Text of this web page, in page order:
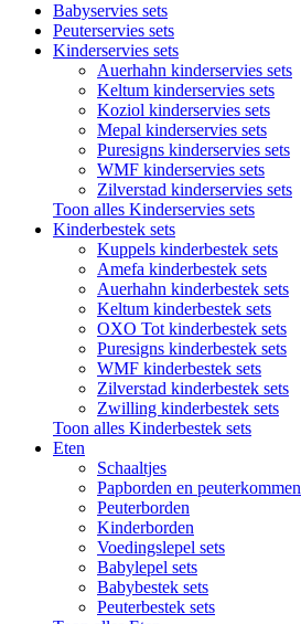
Babyservies sets
Peuterservies sets
Kinderservies sets
Auerhahn kinderservies sets
Keltum kinderservies sets
Koziol kinderservies sets
Mepal kinderservies sets
Puresigns kinderservies sets
WMF kinderservies sets
Zilverstad kinderservies sets
Toon alles Kinderservies sets
Kinderbestek sets
Kuppels kinderbestek sets
Amefa kinderbestek sets
Auerhahn kinderbestek sets
Keltum kinderbestek sets
OXO Tot kinderbestek sets
Puresigns kinderbestek sets
WMF kinderbestek sets
Zilverstad kinderbestek sets
Zwilling kinderbestek sets
Toon alles Kinderbestek sets
Eten
Schaaltjes
Papborden en peuterkommen
Peuterborden
Kinderborden
Voedingslepel sets
Babylepel sets
Babybestek sets
Peuterbestek sets